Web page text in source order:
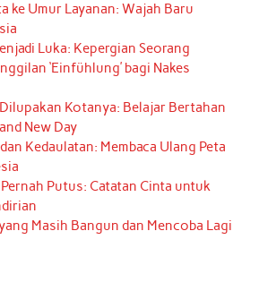
ke Umur Layanan: Wajah Baru
Luka: Kepergian Seorang
‘Einfühlung’ bagi Nakes
Kotanya: Belajar Bertahan
New Day
Kedaulatan: Membaca Ulang Peta
Putus: Catatan Cinta untuk
Masih Bangun dan Mencoba Lagi